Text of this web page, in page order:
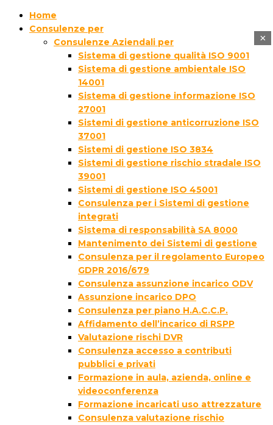
Home
Consulenze per
Consulenze Aziendali per
Sistema di gestione qualità ISO 9001
Sistema di gestione ambientale ISO
14001
Sistema di gestione informazione ISO
27001
Sistemi di gestione anticorruzione ISO
37001
Sistemi di gestione ISO 3834
Sistemi di gestione rischio stradale ISO
39001
Sistemi di gestione ISO 45001
Consulenza per i Sistemi di gestione
integrati
Sistema di responsabilità SA 8000
Mantenimento dei Sistemi di gestione
Consulenza per il regolamento Europeo
GDPR 2016/679
Consulenza assunzione incarico ODV
Assunzione incarico DPO
Consulenza per piano H.A.C.C.P.
Affidamento dell’incarico di RSPP
Valutazione rischi DVR
Consulenza accesso a contributi
pubblici e privati
Formazione in aula, azienda, online e
videoconferenza
Formazione incaricati uso attrezzature
Consulenza valutazione rischio
×